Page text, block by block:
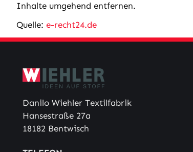
Inhalte umgehend entfernen.
Quelle: e-recht24.de
Danilo Wiehler Textilfabrik
Hansestraße 27a
18182 Bentwisch